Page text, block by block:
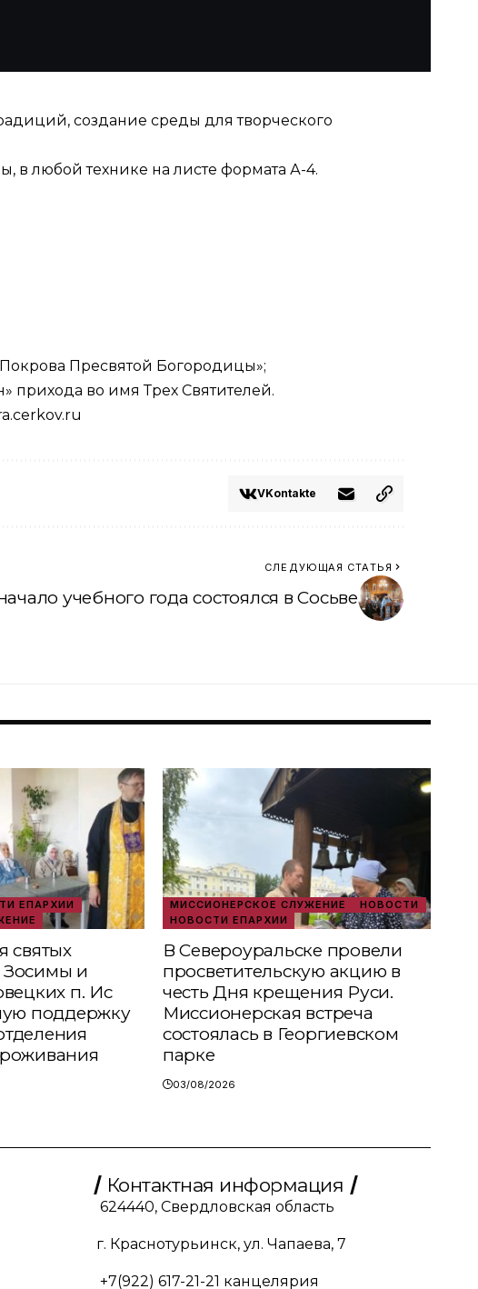
создание среды для творческого
в любой технике на листе формата А-4.
Пресвятой Богородицы»;
во имя Трех Святителей.
VKontakte
СЛЕДУЮЩАЯ СТАТЬЯ
учебного года состоялся в Сосьве
ЕПАРХИИ
святых
и
п. Ис
поддержку
МИССИОНЕРСКОЕ СЛУЖЕНИЕ
НОВОСТИ
НОВОСТИ ЕПАРХИИ
В Североуральске провели
просветительскую акцию в
честь Дня крещения Руси.
Миссионерская встреча
состоялась в Георгиевском
парке
03/08/2026
Контактная информация
624440, Свердловская область
г. Краснотурьинск, ул. Чапаева, 7
+7(922) 617-21-21 канцелярия